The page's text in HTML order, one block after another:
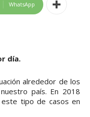
WhatsApp
día.
alrededor de los
país. En 2018
tipo de casos en